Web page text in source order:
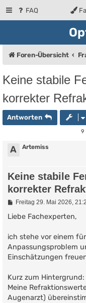
FAQ
Foren-Übersicht
Keine stabile
korrekter
Antworten
9
A Artemiss
Keine stabile
korrekter
B
i
a
g
Freitag 29. Mai 2026,
Liebe Fachexperten,
ich stehe vor einem
Anpassungsproblem
Einschätzungen
Kurz zum Hintergrund:
Meine
Augenarzt)